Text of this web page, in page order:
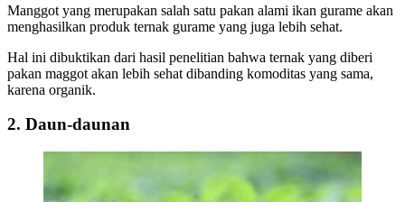
Manggot yang merupakan salah satu pakan alami ikan gurame akan
menghasilkan produk ternak gurame yang juga lebih sehat.
Hal ini dibuktikan dari hasil penelitian bahwa ternak yang diberi
pakan maggot akan lebih sehat dibanding komoditas yang sama,
karena organik.
2. Daun-daunan